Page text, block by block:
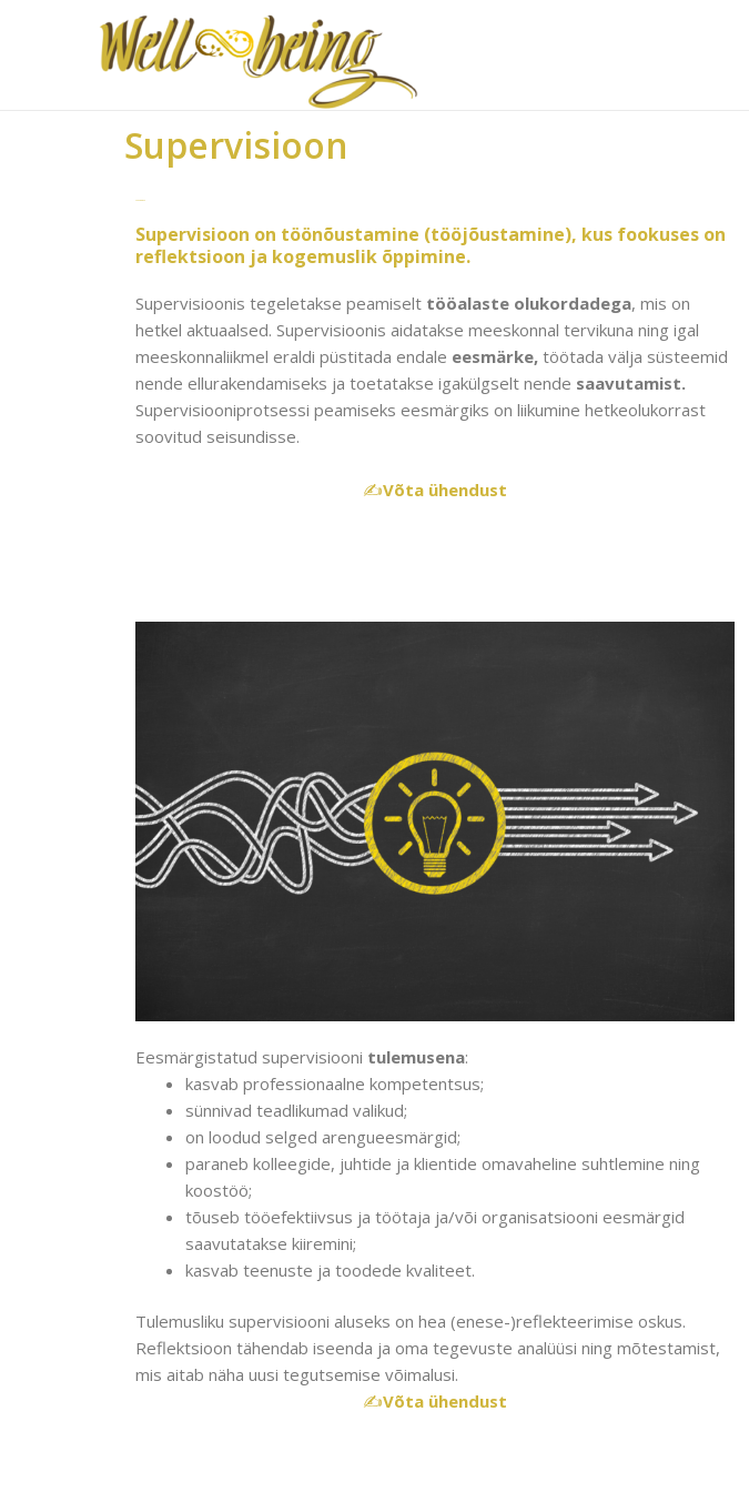
Supervisioon
Supervisioon on töönõustamine (tööjõustamine), kus fookuses on
reflektsioon ja kogemuslik õppimine.
Supervisioonis tegeletakse peamiselt tööalaste olukordadega, mis on
hetkel aktuaalsed. Supervisioonis aidatakse meeskonnal tervikuna ning igal
meeskonnaliikmel eraldi püstitada endale eesmärke, töötada välja süsteemid
nende ellurakendamiseks ja toetatakse igakülgselt nende saavutamist.
Supervisiooniprotsessi peamiseks eesmärgiks on liikumine hetkeolukorrast
soovitud seisundisse.
✍️Võta ühendust
Eesmärgistatud supervisiooni tulemusena:
kasvab professionaalne kompetentsus;
sünnivad teadlikumad valikud;
on loodud selged arengueesmärgid;
paraneb kolleegide, juhtide ja klientide omavaheline suhtlemine ning
koostöö;
tõuseb tööefektiivsus ja töötaja ja/või organisatsiooni eesmärgid
saavutatakse kiiremini;
kasvab teenuste ja toodede kvaliteet.
Tulemusliku supervisiooni aluseks on hea (enese-)reflekteerimise oskus.
Reflektsioon tähendab iseenda ja oma tegevuste analüüsi ning mõtestamist,
mis aitab näha uusi tegutsemise võimalusi.
✍️Võta ühendust